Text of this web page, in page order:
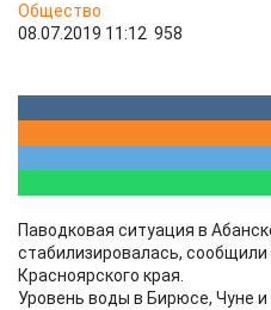
Общество
08.07.2019 11:12 958
Паводковая ситуация в
стабилизировалась, сообщили
Красноярского края.
Уровень воды в Бирюсе, Чуне